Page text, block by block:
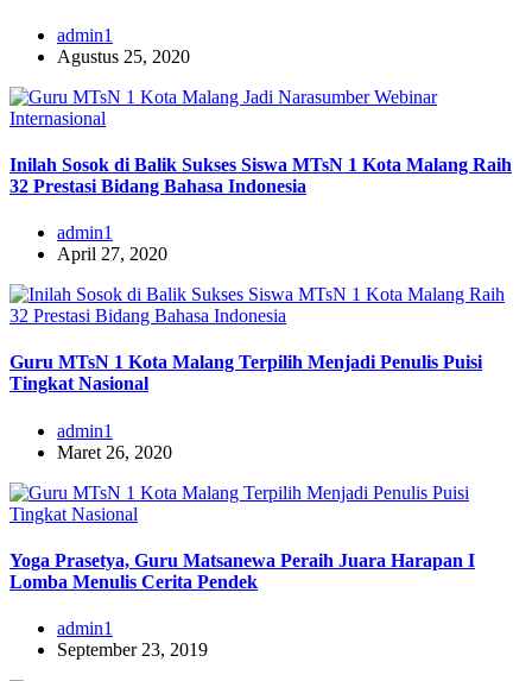
admin1
Agustus 25, 2020
Inilah Sosok di Balik Sukses Siswa MTsN 1 Kota Malang Raih
32 Prestasi Bidang Bahasa Indonesia
admin1
April 27, 2020
Guru MTsN 1 Kota Malang Terpilih Menjadi Penulis Puisi
Tingkat Nasional
admin1
Maret 26, 2020
Yoga Prasetya, Guru Matsanewa Peraih Juara Harapan I
Lomba Menulis Cerita Pendek
admin1
September 23, 2019